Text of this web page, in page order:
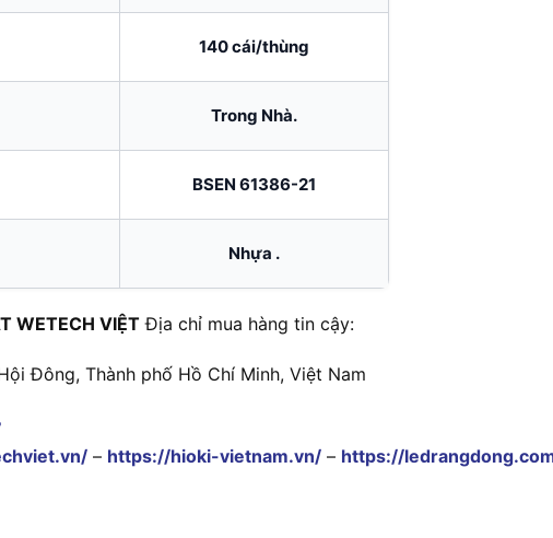
140 cái/thùng
Trong Nhà.
BSEN 61386-21
Nhựa .
WETECH VIỆT Địa chỉ mua hàng tin cậy:
Đông, Thành phố Hồ Chí Minh, Việt Nam
– https://hioki-vietnam.vn/ – https://